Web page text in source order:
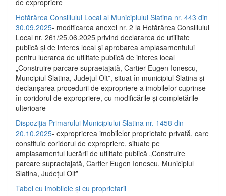
Hotărârea Consiliului Local al Municipiului Slatina nr. 443 din
30.09.2025- modificarea anexei nr. 2 la Hotărârea Consiliului
Local nr. 261/25.06.2025 privind declararea de utilitate
publică şi de interes local şi aprobarea amplasamentului
pentru lucrarea de utilitate publică de interes local
„Construire parcare supraetajată, Cartier Eugen Ionescu,
Muncipiul Slatina, Judeţul Olt”, situat în municipiul Slatina şi
declanşarea procedurii de expropriere a imobilelor cuprinse
în coridorul de expropriere, cu modificările şi completările
ulterioare
Dispoziția Primarului Municipiului Slatina nr. 1458 din
20.10.2025- exproprierea imobilelor proprietate privată, care
constituie coridorul de expropriere, situate pe
amplasamentul lucrării de utilitate publică „Construire
parcare supraetajată, Cartier Eugen Ionescu, Municipiul
Slatina, Județul Olt”
Tabel cu imobilele și cu proprietarii